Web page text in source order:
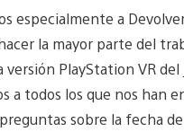
especialmente a
la mayor parte del
versión PlayStation VR
a todos los que nos han
sobre la fecha